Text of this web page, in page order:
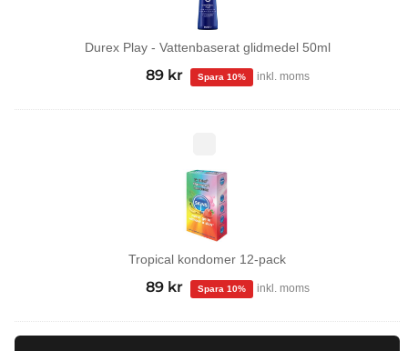
Durex Play - Vattenbaserat glidmedel 50ml
Det
priset
89 kr
Det
priset
inkl. moms
pack
Tropical kondomer 12-pack
Det
priset
89 kr
Det
priset
inkl. moms